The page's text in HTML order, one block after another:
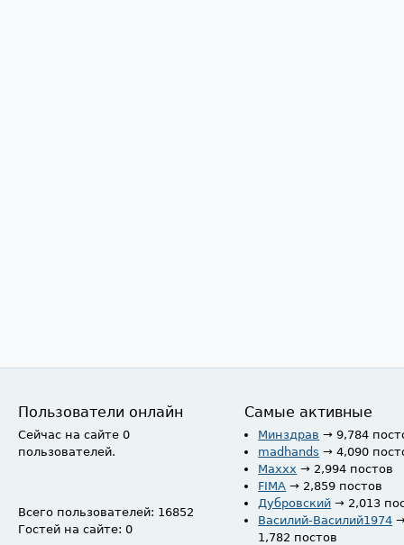
Пользователи онлайн
Сейчас на сайте 0
пользователей.
Всего пользователей: 16852
Гостей на сайте: 0
Самые активные
Минздрав → 9,784
madhands → 4,090
Maxxx → 2,994 постов
FIMA → 2,859 постов
Дубровский → 2,013
Василий-Василий1974
1,782 постов